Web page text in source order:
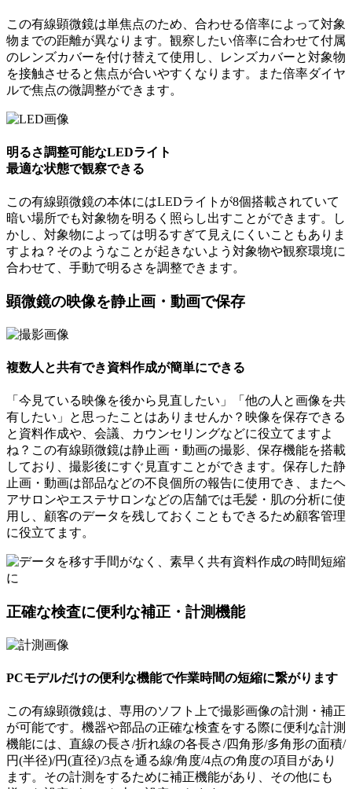
この有線顕微鏡は単焦点のため、合わせる倍率によって対象
物までの距離が異なります。観察したい倍率に合わせて付属
のレンズカバーを付け替えて使用し、レンズカバーと対象物
を接触させると焦点が合いやすくなります。また倍率ダイヤ
ルで焦点の微調整ができます。
明るさ調整可能なLEDライト
最適な状態で観察できる
この有線顕微鏡の本体にはLEDライトが8個搭載されていて
暗い場所でも対象物を明るく照らし出すことができます。し
かし、対象物によっては明るすぎて見えにくいこともありま
すよね？そのようなことが起きないよう対象物や観察環境に
合わせて、手動で明るさを調整できます。
顕微鏡の映像を静止画・動画で保存
複数人と共有でき資料作成が簡単にできる
「今見ている映像を後から見直したい」「他の人と画像を共
有したい」と思ったことはありませんか？映像を保存できる
と資料作成や、会議、カウンセリングなどに役立てますよ
ね？この有線顕微鏡は静止画・動画の撮影、保存機能を搭載
しており、撮影後にすぐ見直すことができます。保存した静
止画・動画は部品などの不良個所の報告に使用でき、またヘ
アサロンやエステサロンなどの店舗では毛髪・肌の分析に使
用し、顧客のデータを残しておくこともできるため顧客管理
に役立てます。
正確な検査に便利な補正・計測機能
PCモデルだけの便利な機能で作業時間の短縮に繋がります
この有線顕微鏡は、専用のソフト上で撮影画像の計測・補正
が可能です。機器や部品の正確な検査をする際に便利な計測
機能には、直線の長さ/折れ線の各長さ/四角形/多角形の面積/
円(半径)/円(直径)/3点を通る線/角度/4点の角度の項目があり
ます。その計測をするために補正機能があり、その他にも